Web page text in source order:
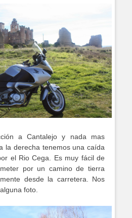
a Cantalejo y nada mas
la derecha tenemos una caída
el Rio Cega. Es muy fácil de
por un camino de tierra
desde la carretera. Nos
foto.